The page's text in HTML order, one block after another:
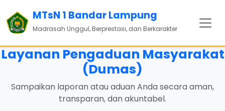
MTsN 1 Bandar Lampung
Madrasah Unggul, Berprestasi, dan Berkarakter
Layanan Pengaduan Masyarakat
(Dumas)
Sampaikan laporan atau aduan Anda secara aman,
transparan, dan akuntabel.